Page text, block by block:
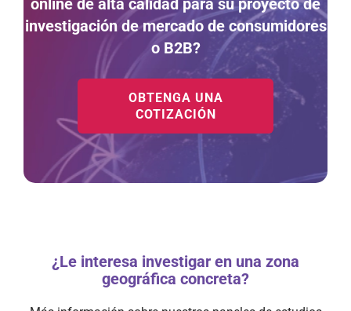
investigación de mercado de consumidores
o B2B?
OBTENGA UNA
COTIZACIÓN
¿Le interesa investigar en una zona
geográfica concreta?